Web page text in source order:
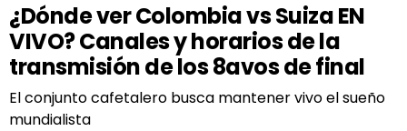
¿Dónde ver Colombia vs Suiza EN
VIVO? Canales y horarios de la
transmisión de los 8avos de final
El conjunto cafetalero busca mantener vivo el sueño
mundialista